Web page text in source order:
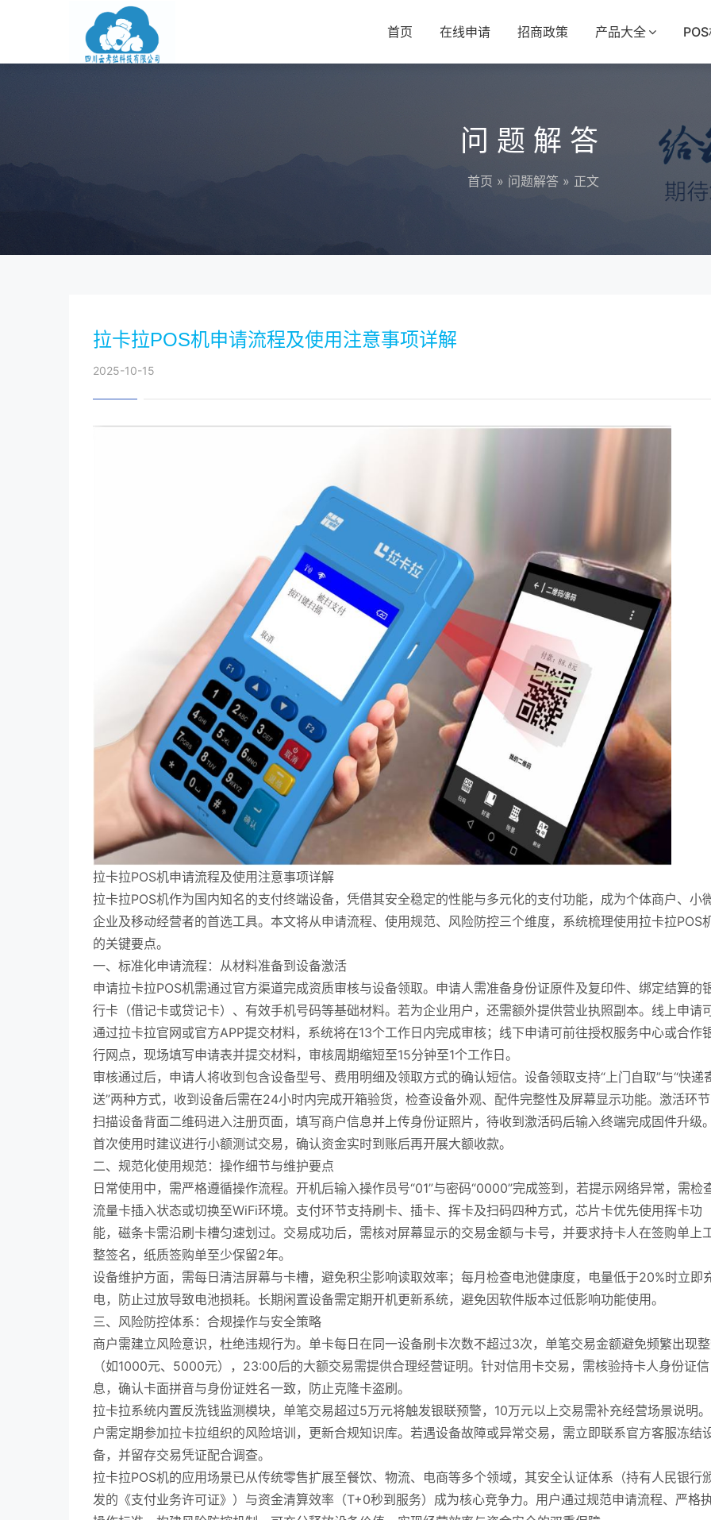
首页 在线申请 招商政策 产品大全
问题解答
首页 » 问题解答 » 正文
拉卡拉POS机申请流程及使用注意事项详解
2025-10-15
拉卡拉POS机申请流程及使用注意事项详解
拉卡拉POS机作为国内知名的支付终端设备，凭借其安全稳定的性能与多元化的支付功能，成为个体商户、小
企业及移动经营者的首选工具。本文将从申请流程、使用规范、风险防控三个维度，系统梳理使用拉卡拉POS
的关键要点。
一、标准化申请流程：从材料准备到设备激活
申请拉卡拉POS机需通过官方渠道完成资质审核与设备领取。申请人需准备身份证原件及复印件、绑定结算的
行卡（借记卡或贷记卡）、有效手机号码等基础材料。若为企业用户，还需额外提供营业执照副本。线上申请
通过拉卡拉官网或官方APP提交材料，系统将在13个工作日内完成审核；线下申请可前往授权服务中心或合作
行网点，现场填写申请表并提交材料，审核周期缩短至15分钟至1个工作日。
审核通过后，申请人将收到包含设备型号、费用明细及领取方式的确认短信。设备领取支持“上门自取”与“快递
送”两种方式，收到设备后需在24小时内完成开箱验货，检查设备外观、配件完整性及屏幕显示功能。激活环
扫描设备背面二维码进入注册页面，填写商户信息并上传身份证照片，待收到激活码后输入终端完成固件升级。
首次使用时建议进行小额测试交易，确认资金实时到账后再开展大额收款。
二、规范化使用规范：操作细节与维护要点
日常使用中，需严格遵循操作流程。开机后输入操作员号“01”与密码“0000”完成签到，若提示网络异常，需检
流量卡插入状态或切换至WiFi环境。支付环节支持刷卡、插卡、挥卡及扫码四种方式，芯片卡优先使用挥卡功
能，磁条卡需沿刷卡槽匀速划过。交易成功后，需核对屏幕显示的交易金额与卡号，并要求持卡人在签购单上
整签名，纸质签购单至少保留2年。
设备维护方面，需每日清洁屏幕与卡槽，避免积尘影响读取效率；每月检查电池健康度，电量低于20%时立即
电，防止过放导致电池损耗。长期闲置设备需定期开机更新系统，避免因软件版本过低影响功能使用。
三、风险防控体系：合规操作与安全策略
商户需建立风险意识，杜绝违规行为。单卡每日在同一设备刷卡次数不超过3次，单笔交易金额避免频繁出现
（如1000元、5000元），23:00后的大额交易需提供合理经营证明。针对信用卡交易，需核验持卡人身份证信
息，确认卡面拼音与身份证姓名一致，防止克隆卡盗刷。
拉卡拉系统内置反洗钱监测模块，单笔交易超过5万元将触发银联预警，10万元以上交易需补充经营场景说明
户需定期参加拉卡拉组织的风险培训，更新合规知识库。若遇设备故障或异常交易，需立即联系官方客服冻结
备，并留存交易凭证配合调查。
拉卡拉POS机的应用场景已从传统零售扩展至餐饮、物流、电商等多个领域，其安全认证体系（持有人民银行
发的《支付业务许可证》）与资金清算效率（T+0秒到服务）成为核心竞争力。用户通过规范申请流程、严格